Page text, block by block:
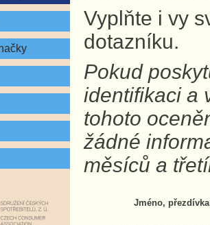
Vyplňte i vy
dotazníku.
Pokud
identifikaci a
tohoto
žádné
měsíců a
Jméno,